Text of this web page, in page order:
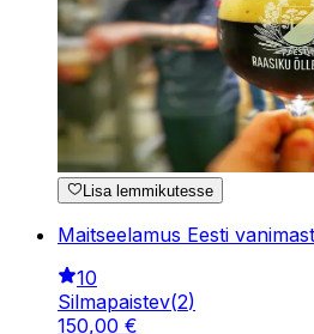
Lisa lemmikutesse
Maitseelamus Eesti
10
Silmapaistev(2)
150,00 €